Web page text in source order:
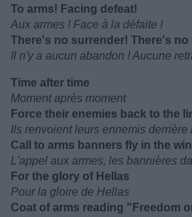
To arms! Facing defeat!
Aux armes ! Face à la défaite !
There's no surrender! There's no
Il n'y a aucun abandon ! Aucune
Time after time
Moment après moment
Force their enemies back to the
Ils renvoient leurs ennemis derrière
Call to arms banners fly in the
L'appel aux armes, les bannières
For the glory of Hellas
Pour la gloire de Hellas
Coat of arms reading "Freedom